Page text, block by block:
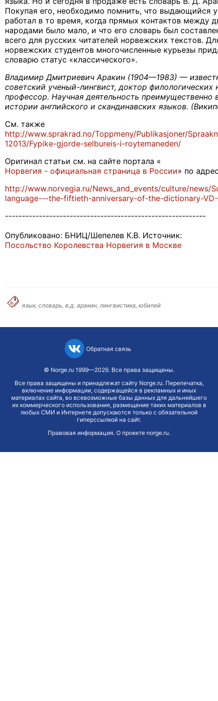
Покупая его, необходимо помнить, что выдающийся
работал в то время, когда прямых контактов между
народами было мало, и что его словарь был
всего для русских читателей норвежских текстов.
норвежских студентов многочисленные курьезы
словарю статус «классического».
Владимир Дмитриевич Аракин (1904—1983) —
советский ученый-лингвист, доктор филологических
профессор. Научная деятельность преимущественно
истории английского и скандинавских языков.
См. также
http://www.sprakrad.no/Toppmeny/Publikasjoner/
12013/Fypike-gjorde-selbureis-i-roytemaneden/
Оригинал статьи см. на сайте портала «
Норвегия - официальная страница в России» по
http://www.norvegia.ru/News_and_events/culture/news/
language---the-fiftieth-anniversary-of-the-dictionary-
-----------------------------------------------------------
Опубликовано: БНИЦ/Шепелев К.В. Источник:
Посольство Королевства Норвегия в Москве
язык, словарь, в.д. аракин, лингвистика, юбилей
Обратная связь
© Norge.ru 1999—2026. Все права защищены.
Все права защищены и принадлежат сайту Norge.ru. Перепечатка,
включение информации, содержащейся в рекламных и иных
материалах сайта, во всевозможные базы данных для дальнейшего
их коммерческого использования, размещение таких материалов в
любых СМИ и Интернете допускаются только с обязательной
гиперссылкой на сайт.
Правовая информация. О проекте norge.ru.